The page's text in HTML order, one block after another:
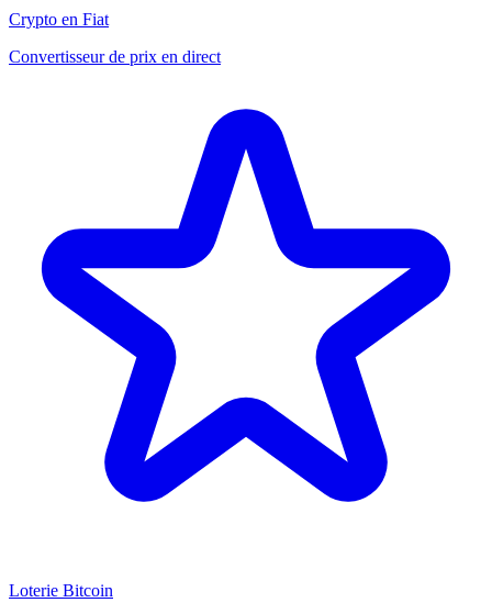
Crypto en Fiat
Convertisseur de prix en direct
Loterie Bitcoin